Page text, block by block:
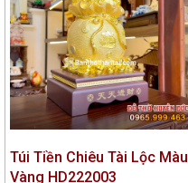
Túi Tiền Chiêu Tài Lộc Màu
Vàng HD222003